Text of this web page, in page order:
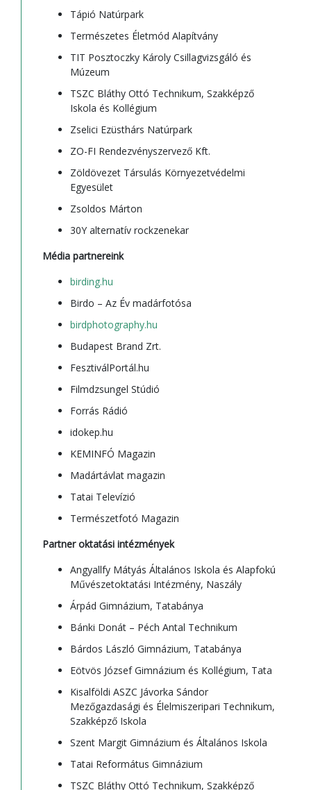
Tápió Natúrpark
Természetes Életmód Alapítvány
TIT Posztoczky Károly Csillagvizsgáló és
Múzeum
TSZC Bláthy Ottó Technikum, Szakképző
Iskola és Kollégium
Zselici Ezüsthárs Natúrpark
ZO-FI Rendezvényszervező Kft.
Zöldövezet Társulás Környezetvédelmi
Egyesület
Zsoldos Márton
30Y alternatív rockzenekar
Média partnereink
birding.hu
Birdo – Az Év madárfotósa
birdphotography.hu
Budapest Brand Zrt.
FesztiválPortál.hu
Filmdzsungel Stúdió
Forrás Rádió
idokep.hu
KEMINFÓ Magazin
Madártávlat magazin
Tatai Televízió
Természetfotó Magazin
Partner oktatási intézmények
Angyallfy Mátyás Általános Iskola és Alapfokú
Művészetoktatási Intézmény, Naszály
Árpád Gimnázium, Tatabánya
Bánki Donát – Péch Antal Technikum
Bárdos László Gimnázium, Tatabánya
Eötvös József Gimnázium és Kollégium, Tata
Kisalföldi ASZC Jávorka Sándor
Mezőgazdasági és Élelmiszeripari Technikum,
Szakképző Iskola
Szent Margit Gimnázium és Általános Iskola
Tatai Református Gimnázium
TSZC Bláthy Ottó Technikum, Szakképző